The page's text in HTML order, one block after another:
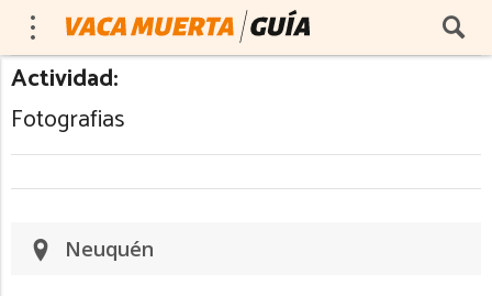
Actividad:
Fotografias
Neuquén